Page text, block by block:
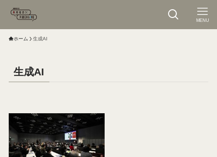
MENU
ホーム 生成AI
生成AI